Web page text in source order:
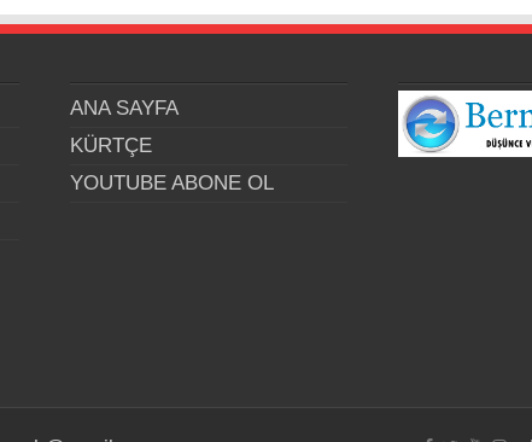
ANA SAYFA
KÜRTÇE
YOUTUBE ABONE OL